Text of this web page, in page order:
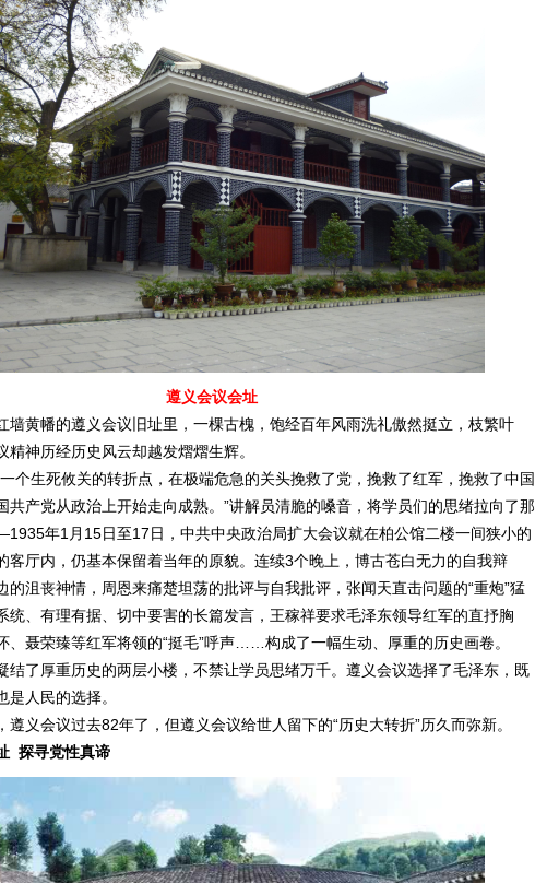
遵义会议会址
黄幡的遵义会议旧址里，一棵古槐，饱经百年风雨洗礼傲然挺立，枝繁叶
精神历经历史风云却越发熠熠生辉。
生死攸关的转折点，在极端危急的关头挽救了党，挽救了红军，挽救了中国
共产党从政治上开始走向成熟。”讲解员清脆的嗓音，将学员们的思绪拉向了那
年1月15日至17日，中共中央政治局扩大会议就在柏公馆二楼一间狭小的
客厅内，仍基本保留着当年的原貌。连续3个晚上，博古苍白无力的自我辩
的沮丧神情，周恩来痛楚坦荡的批评与自我批评，张闻天直击问题的“重炮”猛
统、有理有据、切中要害的长篇发言，王稼祥要求毛泽东领导红军的直抒胸
、聂荣臻等红军将领的“挺毛”呼声……构成了一幅生动、厚重的历史画卷。
了厚重历史的两层小楼，不禁让学员思绪万千。遵义会议选择了毛泽东，既
是人民的选择。
会议过去82年了，但遵义会议给世人留下的“历史大转折”历久而弥新。
探寻党性真谛